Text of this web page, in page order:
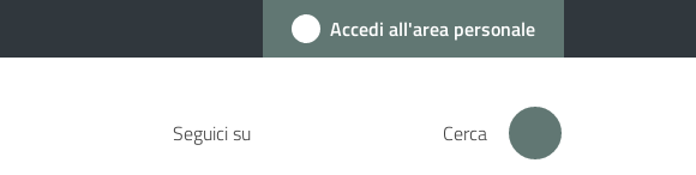
Accedi all'area personale
Seguici su Cerca